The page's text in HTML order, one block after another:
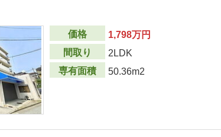
価格
1,798万円
間取り
2LDK
専有面積
50.36m2